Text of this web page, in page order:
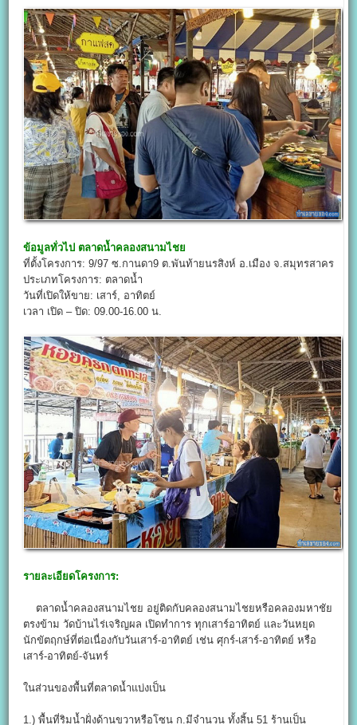
ข้อมูลทั่วไป ตลาดน้ำคลองสนามไชย
ที่ตั้งโครงการ: 9/97 ซ.กานดา9 ต.พันท้ายนรสิงห์ อ.เมือง จ.สมุทรสาคร
ประเภทโครงการ: ตลาดน้ำ
วันที่เปิดให้ขาย: เสาร์, อาทิตย์
เวลา เปิด – ปิด: 09.00-16.00 น.
รายละเอียดโครงการ:
ตลาดน้ำคลองสนามไชย อยู่ติดกับคลองสนามไชยหรือคลองมหาชัย
ตรงข้าม วัดบ้านไร่เจริญผล เปิดทำการ ทุกเสาร์อาทิตย์ และวันหยุด
นักขัตฤกษ์ที่ต่อเนื่องกับวันเสาร์-อาทิตย์ เช่น ศุกร์-เสาร์-อาทิตย์ หรือ
เสาร์-อาทิตย์-จันทร์
ในส่วนของพื้นที่ตลาดน้ำแบ่งเป็น
1.) พื้นที่ริมน้ำฝั่งด้านขวาหรือโซน ก.มีจำนวน ทั้งสิ้น 51 ร้านเป็น